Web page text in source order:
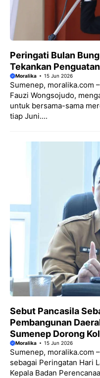
Peringati Bulan
Tekankan
Moralika 15 Jun 2026
Sumenep, moralika.com
Fauzi Wongsojudo,
untuk bersama-sama
tiap Juni....
Sebut Pancasila
Pembangunan
Sumenep Dorong
Moralika 15 Jun 2026
Sumenep, moralika.com
sebagai Peringatan Hari
Kepala Badan